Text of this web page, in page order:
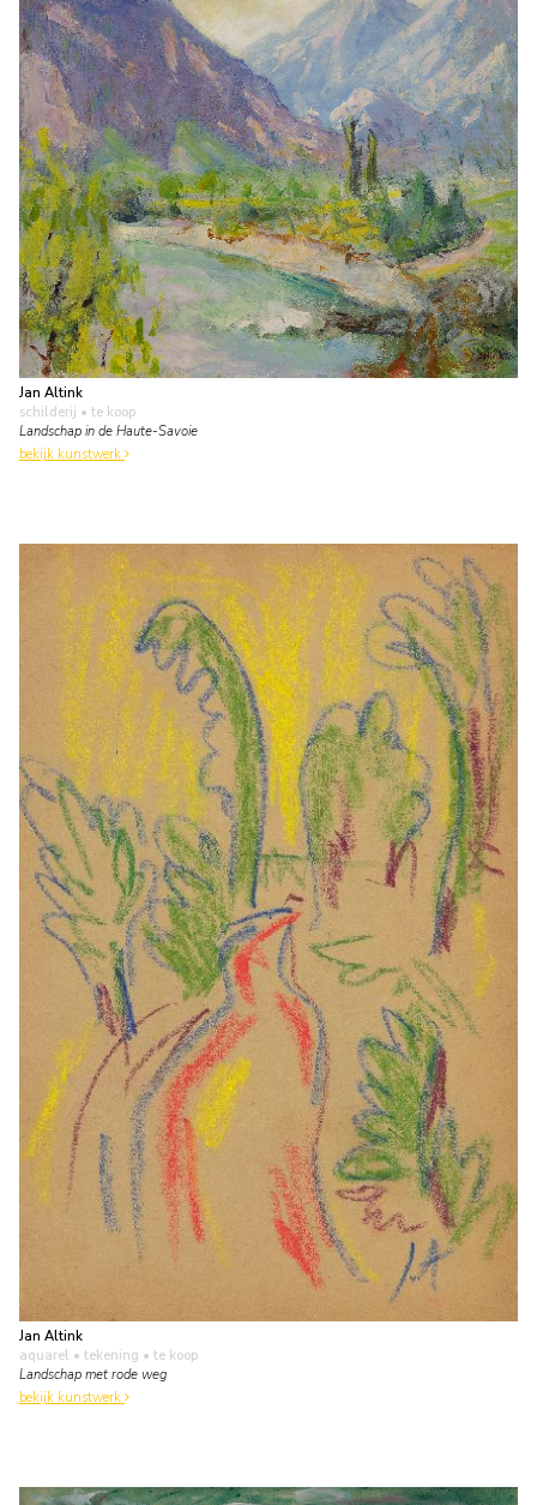
Jan Altink
schilderij • te koop
Landschap in de Haute-Savoie
bekijk kunstwerk
Jan Altink
aquarel • tekening • te koop
Landschap met rode weg
bekijk kunstwerk